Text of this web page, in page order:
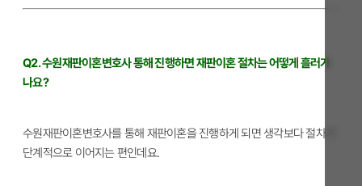
Q2. 수원재판이혼변호사 통해 진행하면 재판이혼 절차는 어떻게 흘러가
나요?
수원재판이혼변호사를 통해 재판이혼을 진행하게 되면 생각보다 절차가
단계적으로 이어지는 편인데요.